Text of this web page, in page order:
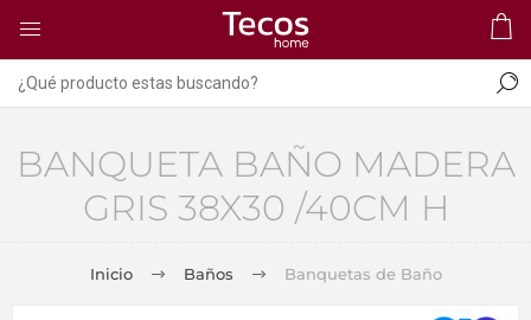
BANQUETA BAÑO MADERA
GRIS 38X30 /40CM H
Inicio Baños Banquetas de Baño